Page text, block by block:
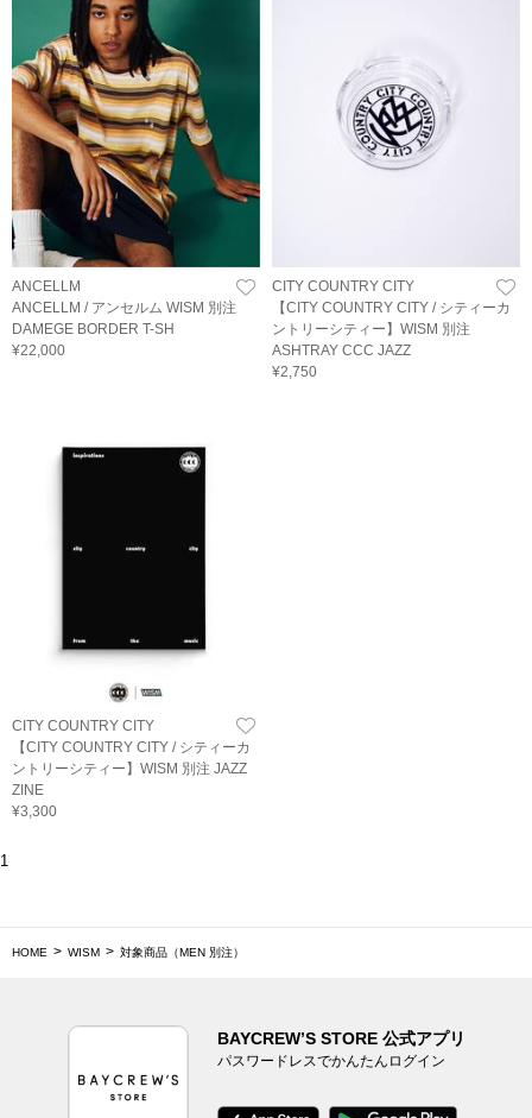
ANCELLM
ANCELLM / アンセルム WISM 別注
DAMEGE BORDER T-SH
¥22,000
CITY COUNTRY CITY
【CITY COUNTRY CITY / シティーカ
ントリーシティー】WISM 別注
ASHTRAY CCC JAZZ
¥2,750
CITY COUNTRY CITY
【CITY COUNTRY CITY / シティーカ
ントリーシティー】WISM 別注 JAZZ
ZINE
¥3,300
1
HOME WISM 対象商品（MEN 別注）
BAYCREW’S STORE 公式アプリ
パスワードレスでかんたんログイン